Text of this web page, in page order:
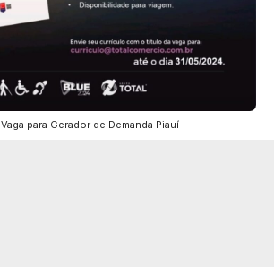
Vaga para Gerador de Demanda Piauí